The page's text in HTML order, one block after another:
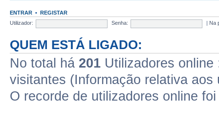
ENTRAR • REGISTAR
Utilizador:
Senha: Na
QUEM ESTÁ LIGADO:
No total há 201 Utilizadores
visitantes (Informação relativa
O recorde de utilizadores online